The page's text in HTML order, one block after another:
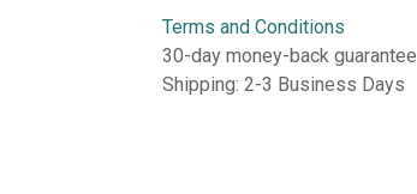
Terms and Conditions
30-day money-back guarantee
Shipping: 2-3 Business Days